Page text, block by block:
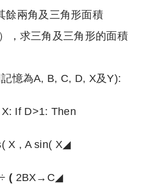
餘兩角及三角形面積
，求三角及三角形的面積
憶為A, B, C, D, X及Y):
If D>1: Then
X , A sin( X◢
( 2BX→C◢